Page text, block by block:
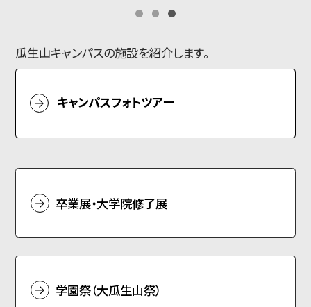
瓜生山キャンパスの施設を紹介します。
キャンパスフォトツアー
卒業展・大学院修了展
学園祭（大瓜生山祭）